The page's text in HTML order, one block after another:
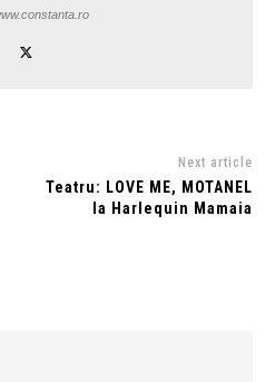
Next article
Teatru: LOVE ME, MOTANEL
la Harlequin Mamaia